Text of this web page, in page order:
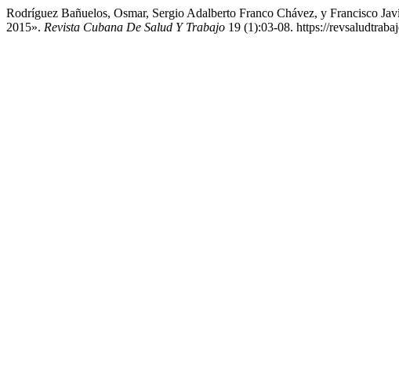
Rodríguez Bañuelos, Osmar, Sergio Adalberto Franco Chávez, y Francisco
2015». Revista Cubana De Salud Y Trabajo 19 (1):03-08. https://